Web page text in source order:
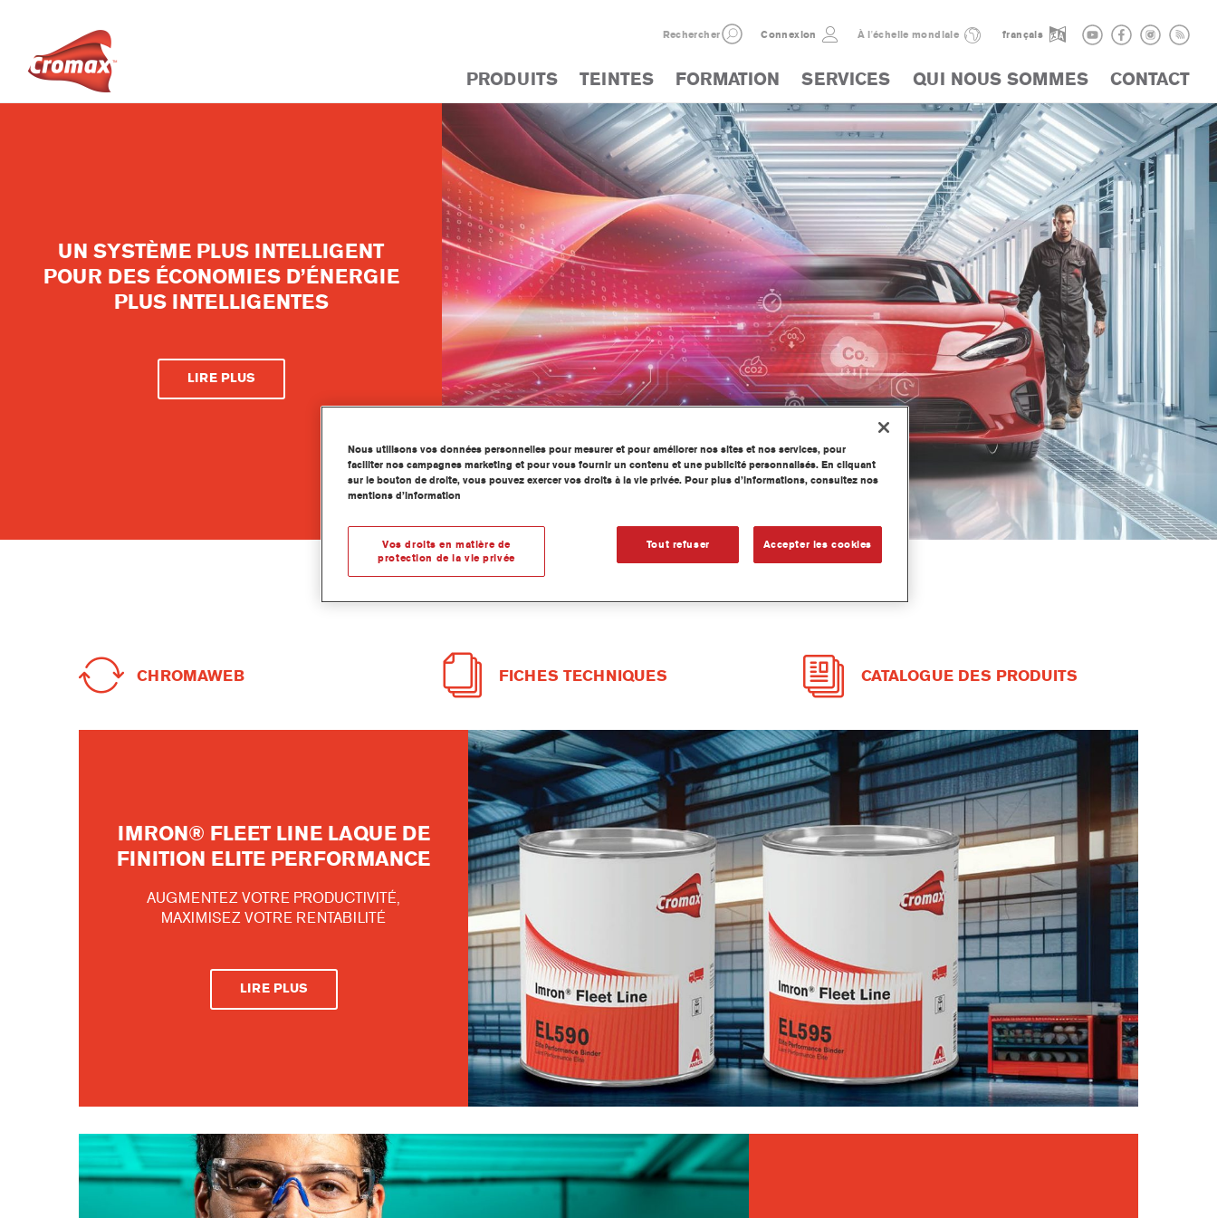
Rechercher Connexion À l'échelle mondiale français
PRODUITS TEINTES FORMATION SERVICES QUI NOUS SOMMES CONTACT
UN SYSTÈME PLUS INTELLIGENT
POUR DES ÉCONOMIES D’ÉNERGIE
PLUS INTELLIGENTES
LIRE PLUS
CHROMAWEB FICHES TECHNIQUES CATALOGUE DES PRODUITS
IMRON® FLEET LINE LAQUE DE
FINITION ELITE PERFORMANCE
AUGMENTEZ VOTRE PRODUCTIVITÉ,
MAXIMISEZ VOTRE RENTABILITÉ
LIRE PLUS
Nous utilisons vos données personnelles pour mesurer et pour améliorer nos sites et nos services, pour
faciliter nos campagnes marketing et pour vous fournir un contenu et une publicité personnalisés. En cliquant
sur le bouton de droite, vous pouvez exercer vos droits à la vie privée. Pour plus d’informations, consultez nos
mentions d’information
Tout refuser Accepter les cookies
Vos droits en matière de
protection de la vie privée